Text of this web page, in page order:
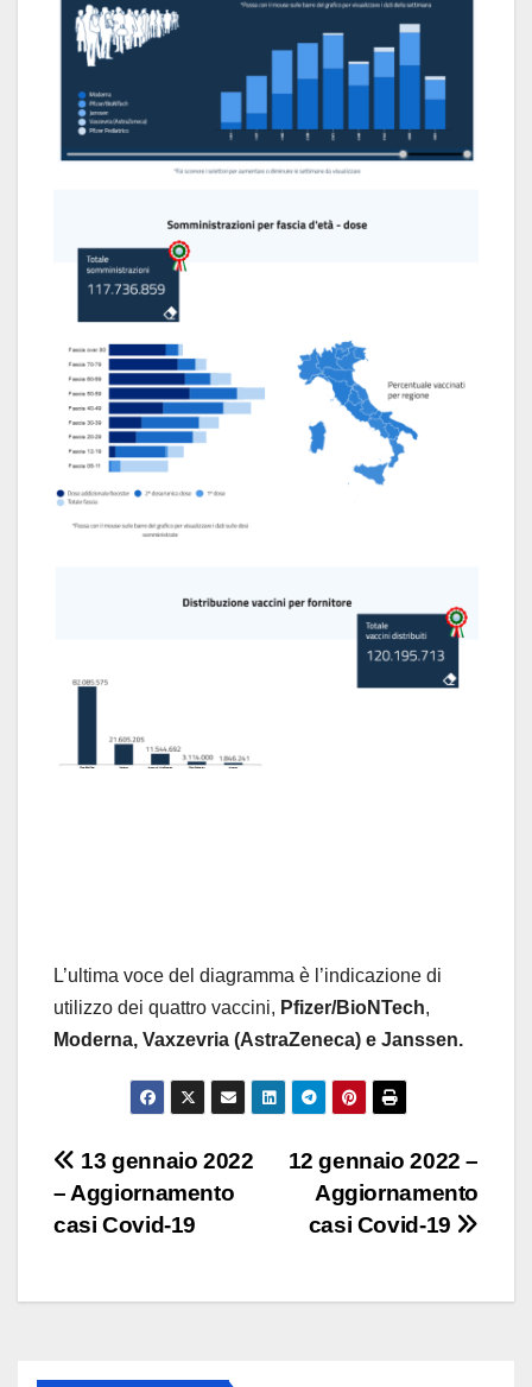
L’ultima voce del diagramma è l’indicazione di
utilizzo dei quattro vaccini, Pfizer/BioNTech,
Moderna, Vaxzevria (AstraZeneca) e Janssen.
Navigazione
articoli
12 gennaio 2022 –
Aggiornamento
casi Covid-19
13 gennaio 2022
– Aggiornamento
casi Covid-19